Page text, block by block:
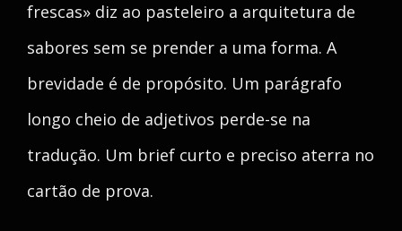
frescas» diz ao pasteleiro a arquitetura de
sabores sem se prender a uma forma. A
brevidade é de propósito. Um parágrafo
longo cheio de adjetivos perde-se na
tradução. Um brief curto e preciso aterra no
cartão de prova.